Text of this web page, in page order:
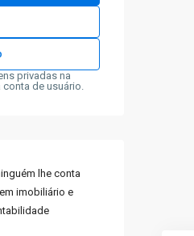
privadas na
conta de usuário.
lhe conta
imobiliário e